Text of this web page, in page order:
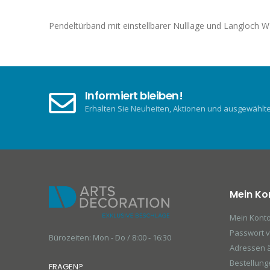
springen
Pendeltürband mit einstellbarer Nulllage und Langloch
Informiert bleiben!
Erhalten Sie Neuheiten, Aktionen und
Bürozeiten: Mon - Do / 8:00 - 16:30
FRAGEN?
Mein
Mein Konto
Passwort
Adressen